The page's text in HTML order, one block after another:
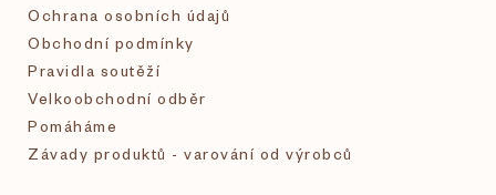
Ochrana osobních údajů
Obchodní podmínky
Pravidla soutěží
Velkoobchodní odběr
Pomáháme
Závady produktů - varování od výrobců